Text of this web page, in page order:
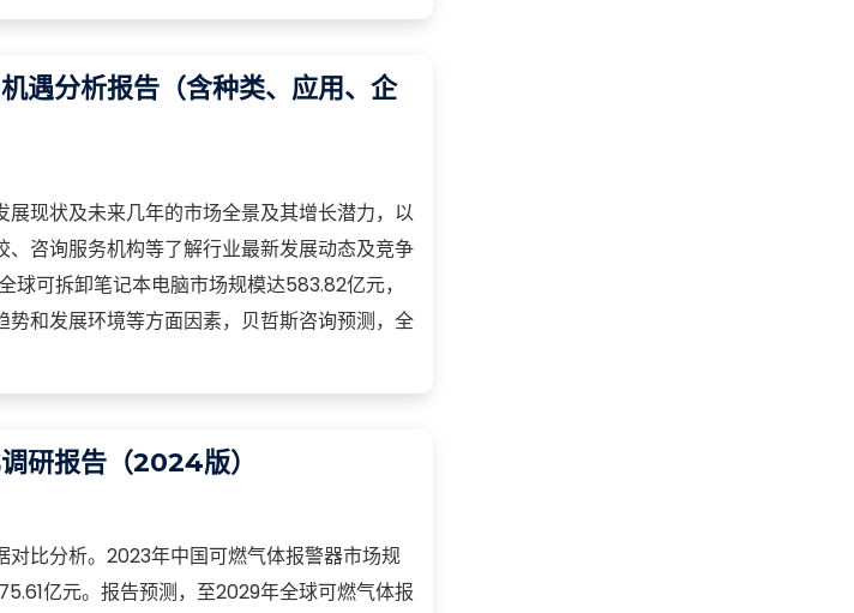
遇分析报告（含种类、应用、企
现状及未来几年的市场全景及其增长潜力，以
咨询服务机构等了解行业最新发展动态及竞争
可拆卸笔记本电脑市场规模达583.82亿元，
和发展环境等方面因素，贝哲斯咨询预测，全
研报告（2024版）
比分析。2023年中国可燃气体报警器市场规
亿元。报告预测，至2029年全球可燃气体报